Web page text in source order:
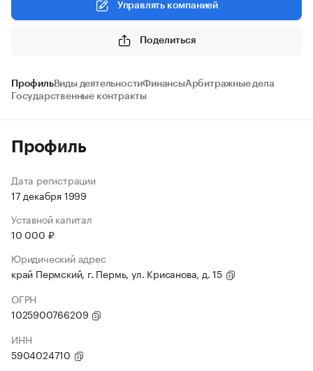
Управлять компанией
Поделиться
ПрофильВиды деятельностиФинансыАрбитражные дела
Государственные контракты
Профиль
Дата регистрации
17 декабря 1999
Уставной капитал
10 000 ₽
Юридический адрес
край Пермский, г. Пермь, ул. Крисанова, д. 15
ОГРН
1025900766209
ИНН
5904024710